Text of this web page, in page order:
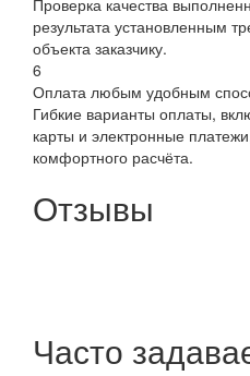
Проверка качества
результата установленным
объекта заказчику.
6
Оплата любым удобным
Гибкие варианты оплаты,
карты и электронные
комфортного расчёта.
Отзывы
Часто